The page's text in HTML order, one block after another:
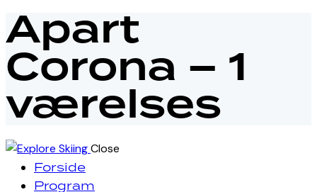
Apart
Corona – 1
værelses
Close
Forside
Program